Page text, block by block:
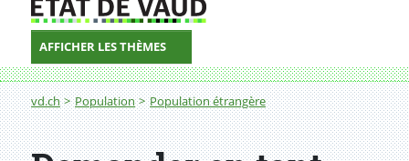
AFFICHER LES THÈMES
Fil d'Ariane
vd.ch Population Population étrangère
Demander en tant que titulaire d'un permis B réfugié